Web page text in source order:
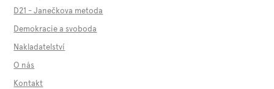
D21 - Janečkova metoda
Demokracie a svoboda
Nakladatelství
O nás
Kontakt